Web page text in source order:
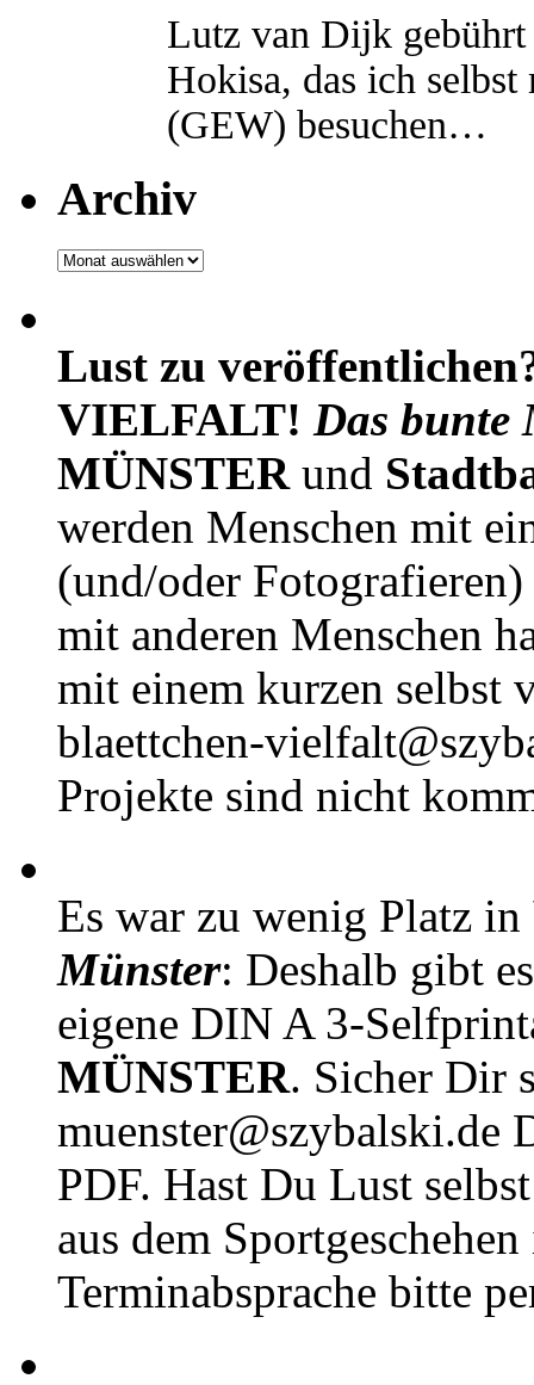
Lutz van Dijk
Hokisa, das ich
(GEW) besuchen…
Archiv
Archiv
Lust zu
VIELFALT! Das bunte
MÜNSTERund
werden Menschen mit
(und/oder
mit anderen Menschen
mit einem kurzen selbst
blaettchen-
Projekte sind nicht
Es war zu wenig Platz in
Münster: Deshalb gibt
eigene DIN A 3-
MÜNSTER. Sicher Dir
muenster@szybalski.de
PDF. Hast Du Lust
aus dem
Terminabsprache bitte